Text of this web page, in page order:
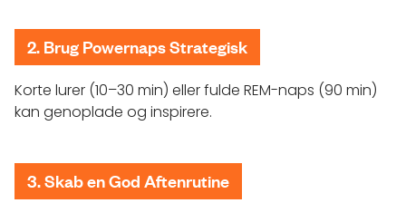
2. Brug Powernaps Strategisk
Korte lurer (10–30 min) eller fulde REM-naps (90 min)
kan genoplade og inspirere.
3. Skab en God Aftenrutine